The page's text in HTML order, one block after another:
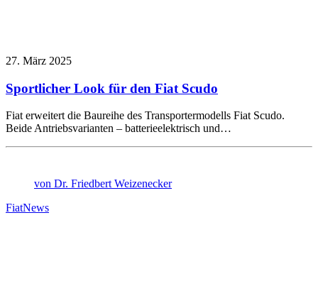
27. März 2025
Sportlicher Look für den Fiat Scudo
Fiat erweitert die Baureihe des Transportermodells Fiat Scudo.
Beide Antriebsvarianten – batterieelektrisch und…
von Dr. Friedbert Weizenecker
FiatNews